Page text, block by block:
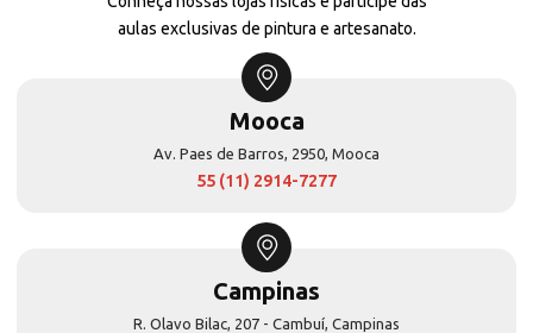
aulas exclusivas de pintura e artesanato.
Mooca
Av. Paes de Barros, 2950, Mooca
55 (11) 2914-7277
Campinas
R. Olavo Bilac, 207 - Cambuí, Campinas